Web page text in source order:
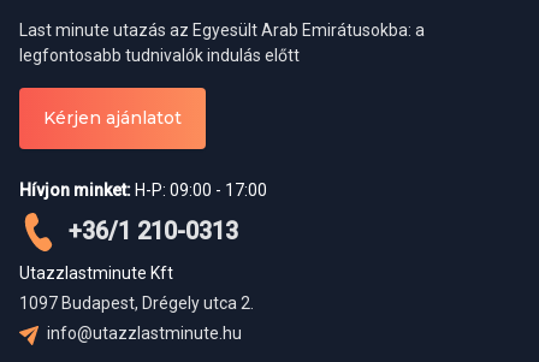
Hallgatunk utasainkra, és a Wizzair járatokon mostantól Mi is
alkalmazzuk a garantált ülőhely választásának a lehetőségét.
Válasszon ülőhelyet!
Mi történik, ha nem foglal ülőhelyet?
abban az esetben is ha ezzel a szolgáltatással nem kíván élni. Ha
most nem foglal, a rendszer véletlenszerű ülőhelyet ad Önnek. A
kiosztott ülőhelyről a beszállókártyán értesülhet. Ezután a hely
már nem módosítható. Ha még maradtak szabad ülőhelyek, az
utasfelvétel során még foglalhat, de nagy valószínűséggel ekkor
jóval kevesebb hely közül választhat.
Last minute utazás az Egyesült Arab Emirátusokba: a
legfontosabb tudnivalók indulás előtt
Kérjen ajánlatot
Hívjon minket: H-P: 09:00 - 17:00
+36/1 210-0313
Utazzlastminute Kft
1097 Budapest, Drégely utca 2.
info@utazzlastminute.hu